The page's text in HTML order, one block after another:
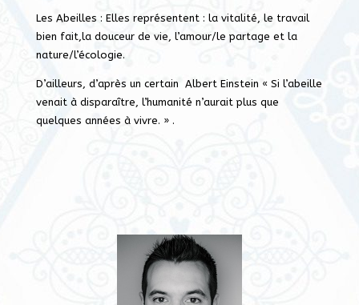
Les Abeilles : Elles représentent : la vitalité, le travail
bien fait,la douceur de vie, l’amour/le partage et la
nature/l’écologie.
D’ailleurs, d’après un certain Albert Einstein « Si l’abeille
venait à disparaître, l’humanité n’aurait plus que
quelques années à vivre. » .